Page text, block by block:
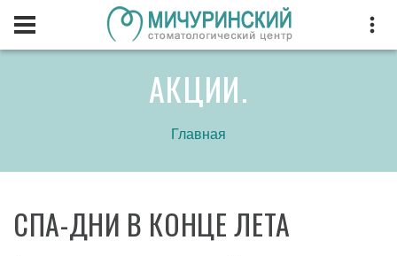
АКЦИИ.
Главная
СПА-ДНИ В КОНЦЕ ЛЕТА